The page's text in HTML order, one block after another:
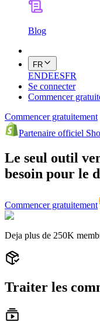
Blog
FR
ENDEESFR
Se connecter
Commencer
Commencer gratuitement
Partenaire officiel
Le seul outil
besoin pour le
Commencer gratuitement
Deja plus de 250K
Traiter les